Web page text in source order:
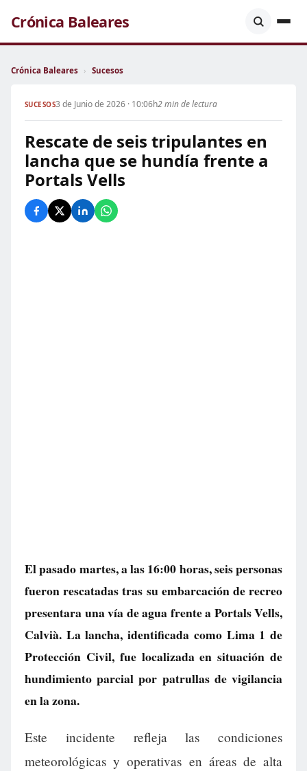
Crónica Baleares
Crónica Baleares › Sucesos
SUCESOS3 de Junio de 2026 · 10:06h2 min de lectura
Rescate de seis tripulantes en
lancha que se hundía frente a
Portals Vells
El pasado martes, a las 16:00 horas, seis personas
fueron rescatadas tras su embarcación de recreo
presentara una vía de agua frente a Portals Vells,
Calvià. La lancha, identificada como Lima 1 de
Protección Civil, fue localizada en situación de
hundimiento parcial por patrullas de vigilancia
en la zona.
Este incidente refleja las condiciones
meteorológicas y operativas en áreas de alta